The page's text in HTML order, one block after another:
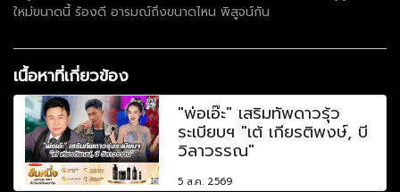
ใหม่ขนาดนี้ ร้องดี อารมณ์ถึงขนาดไหน พิสูจน์กัน
เนื้อหาที่เกี่ยวข้อง
"พ่อเอ๊ะ" เสริมทัพดาวรุ้ว
ระเบียบฯ "เต้ เกียรติพงษ์, บี
วิลาวรรณ"
5 ส.ค. 2569